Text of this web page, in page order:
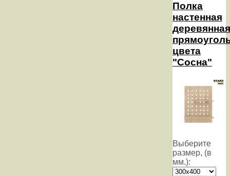
Полка
настенная
деревянная
цвета
"Сосна"
Выберите
размер, (в
мм.):